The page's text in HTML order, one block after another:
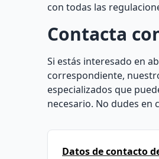
con todas las
Contacta
Si estás interesado en
correspondiente,
especializados que
necesario. No dudes
Datos de contacto